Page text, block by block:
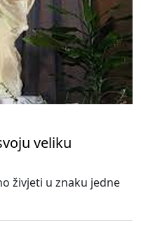
veliku
živjeti u znaku jedne